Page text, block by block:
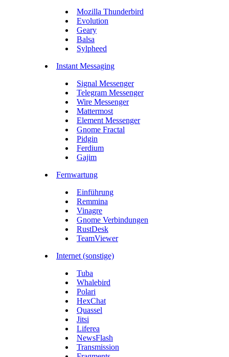
Mozilla Thunderbird
Evolution
Geary
Balsa
Sylpheed
Instant Messaging
Signal Messenger
Telegram Messenger
Wire Messenger
Mattermost
Element Messenger
Gnome Fractal
Pidgin
Ferdium
Gajim
Fernwartung
Einführung
Remmina
Vinagre
Gnome Verbindungen
RustDesk
TeamViewer
Internet (sonstige)
Tuba
Whalebird
Polari
HexChat
Quassel
Jitsi
Liferea
NewsFlash
Transmission